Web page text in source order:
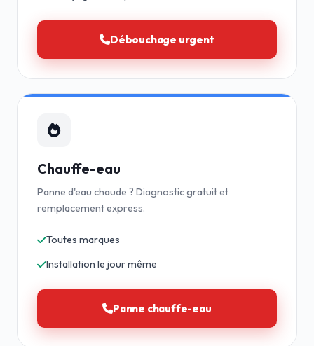
Débouchage urgent
Chauffe-eau
Panne d'eau chaude ? Diagnostic gratuit et
remplacement express.
Toutes marques
Installation le jour même
Panne chauffe-eau